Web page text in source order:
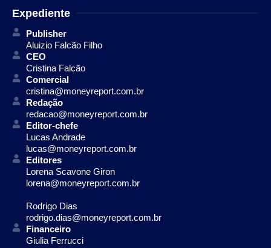
Expediente
Publisher
Aluizio Falcão Filho
CEO
Cristina Falcão
Comercial
cristina@moneyreport.com.br
Redação
redacao@moneyreport.com.br
Editor-chefe
Lucas Andrade
lucas@moneyreport.com.br
Editores
Lorena Scavone Giron
lorena@moneyreport.com.br
Rodrigo Dias
rodrigo.dias@moneyreport.com.br
Financeiro
Giulia Ferrucci